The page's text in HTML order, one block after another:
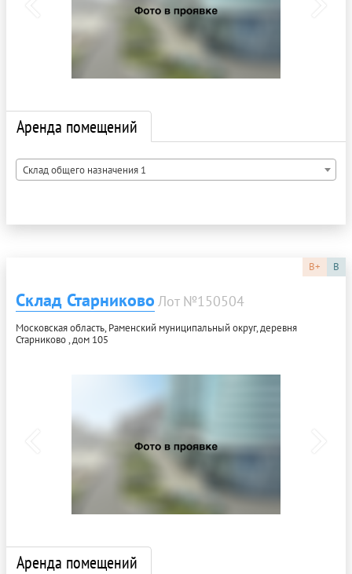
Аренда помещений
Склад общего назначения 1
B+ B
Склад Старниково Лот №150504
Московская область, Раменский муниципальный округ, деревня
Старниково , дом 105
Аренда помещений